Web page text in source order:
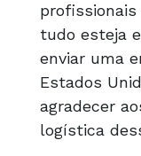
tudo esteja
enviar uma
Estados
agradecer
logística